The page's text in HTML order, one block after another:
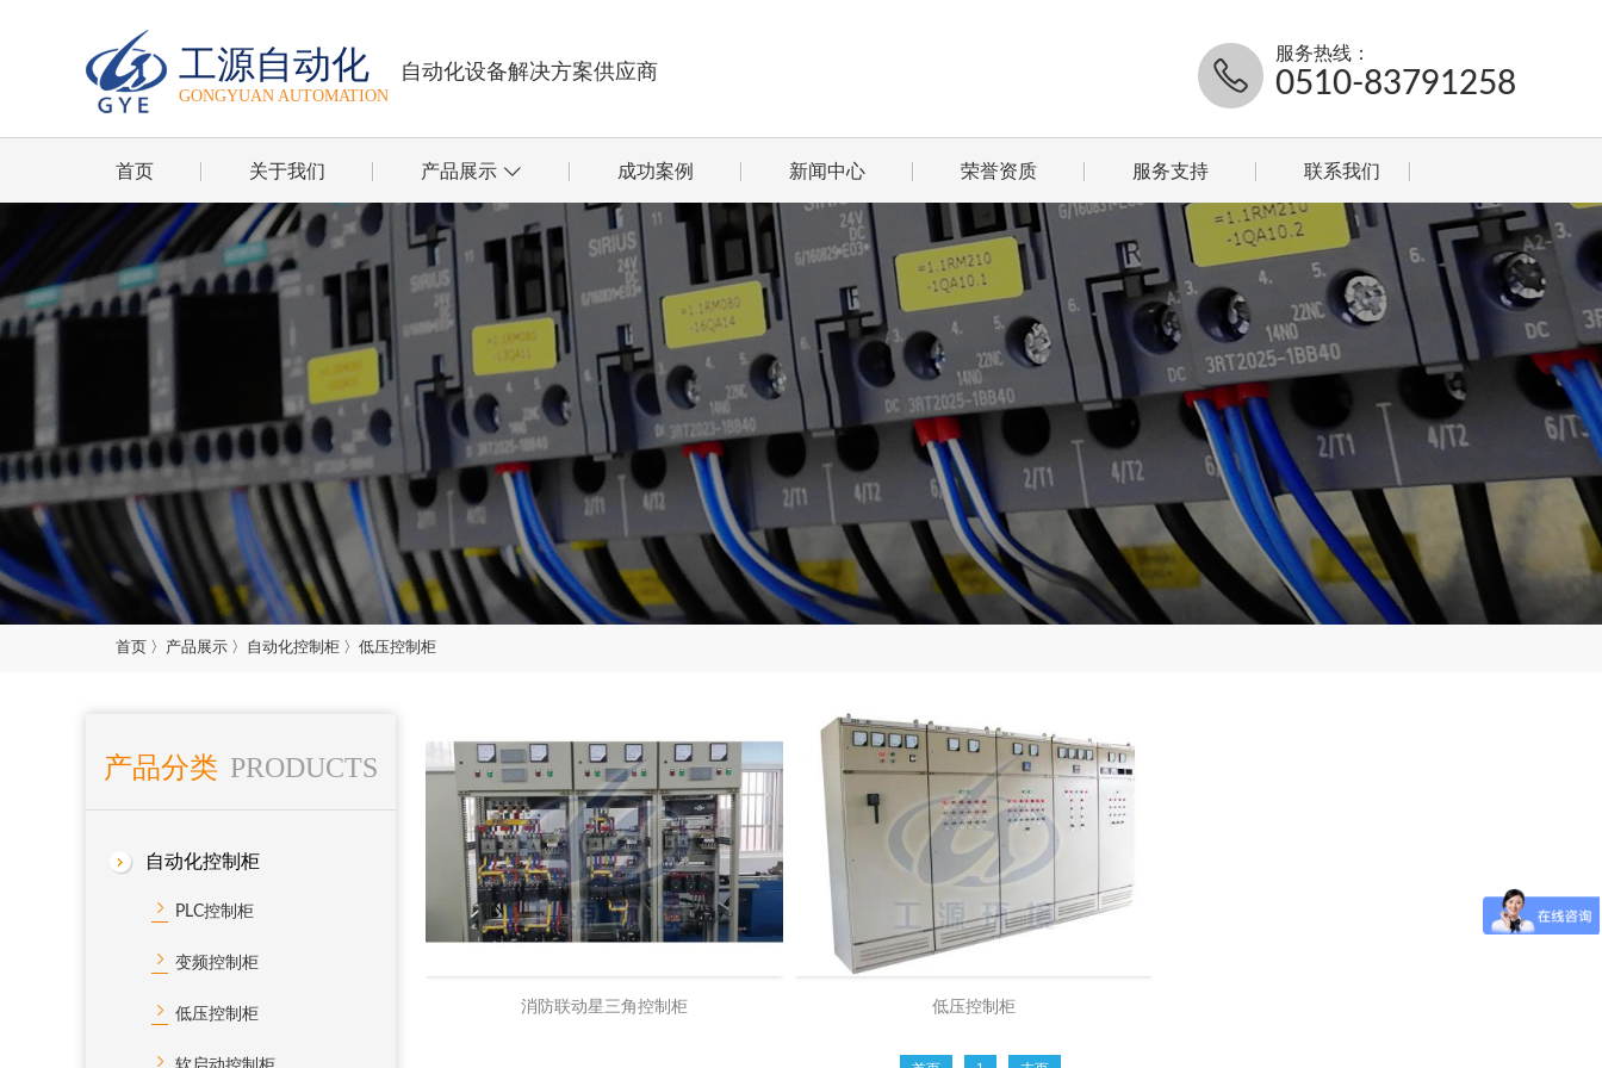
工源自动化
GONGYUAN AUTOMATION
自动化设备解决方案供应商
服务热线：
0510-83791258
首页 关于我们 产品展示 成功案例 新闻中心 荣誉资质 服务支持 联系我们
首页 〉 产品展示 〉 自动化控制柜 〉 低压控制柜
产品分类 PRODUCTS
自动化控制柜
PLC控制柜
变频控制柜
低压控制柜 消防联动星三角控制柜 低压控制柜